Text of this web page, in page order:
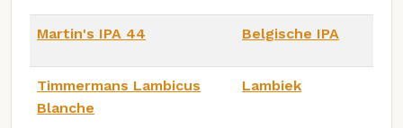
Martin's IPA 44 Belgische IPA
Timmermans Lambicus
Blanche
Lambiek